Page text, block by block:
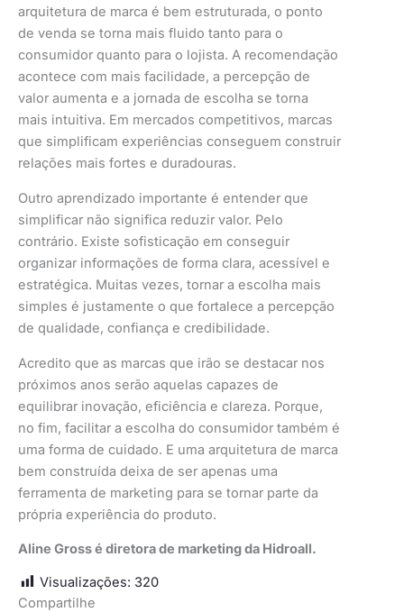
arquitetura de marca é bem estruturada, o ponto
de venda se torna mais fluido tanto para o
consumidor quanto para o lojista. A recomendação
acontece com mais facilidade, a percepção de
valor aumenta e a jornada de escolha se torna
mais intuitiva. Em mercados competitivos, marcas
que simplificam experiências conseguem construir
relações mais fortes e duradouras.
Outro aprendizado importante é entender que
simplificar não significa reduzir valor. Pelo
contrário. Existe sofisticação em conseguir
organizar informações de forma clara, acessível e
estratégica. Muitas vezes, tornar a escolha mais
simples é justamente o que fortalece a percepção
de qualidade, confiança e credibilidade.
Acredito que as marcas que irão se destacar nos
próximos anos serão aquelas capazes de
equilibrar inovação, eficiência e clareza. Porque,
no fim, facilitar a escolha do consumidor também é
uma forma de cuidado. E uma arquitetura de marca
bem construída deixa de ser apenas uma
ferramenta de marketing para se tornar parte da
própria experiência do produto.
Aline Gross é diretora de marketing da Hidroall.
Visualizações: 320
Compartilhe